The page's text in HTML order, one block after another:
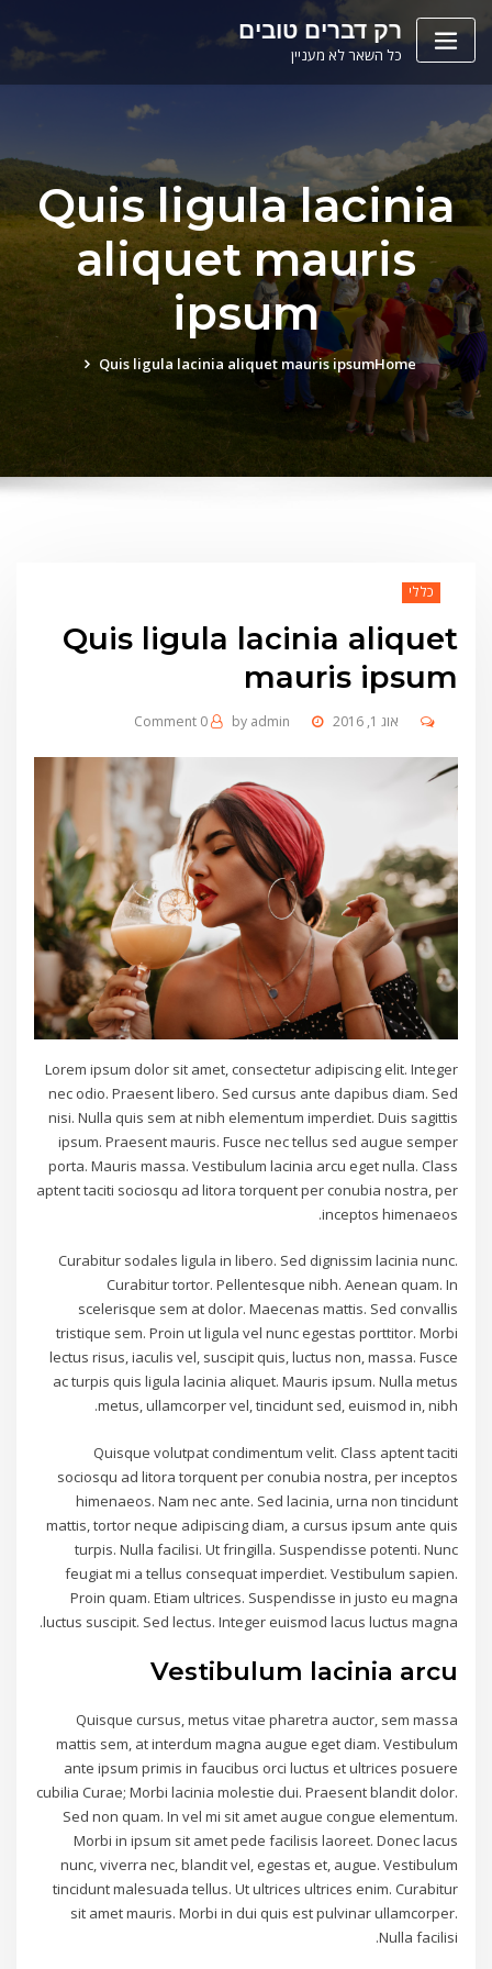
to
content
רק דברים טובים
כל השאר לא מעניין
Quis ligula lacinia
aliquet mauris
ipsum
Home
Quis ligula lacinia aliquet mauris ipsum
כללי
Quis ligula lacinia aliquet
mauris ipsum
by admin אוג 1, 2016 0 Comment
Lorem ipsum dolor sit amet, consectetur adipiscing elit. Integer
nec odio. Praesent libero. Sed cursus ante dapibus diam. Sed
nisi. Nulla quis sem at nibh elementum imperdiet. Duis sagittis
ipsum. Praesent mauris. Fusce nec tellus sed augue semper
porta. Mauris massa. Vestibulum lacinia arcu eget nulla. Class
aptent taciti sociosqu ad litora torquent per conubia nostra, per
inceptos himenaeos.
Curabitur sodales ligula in libero. Sed dignissim lacinia nunc.
Curabitur tortor. Pellentesque nibh. Aenean quam. In
scelerisque sem at dolor. Maecenas mattis. Sed convallis
tristique sem. Proin ut ligula vel nunc egestas porttitor. Morbi
lectus risus, iaculis vel, suscipit quis, luctus non, massa. Fusce
ac turpis quis ligula lacinia aliquet. Mauris ipsum. Nulla metus
metus, ullamcorper vel, tincidunt sed, euismod in, nibh.
Quisque volutpat condimentum velit. Class aptent taciti
sociosqu ad litora torquent per conubia nostra, per inceptos
himenaeos. Nam nec ante. Sed lacinia, urna non tincidunt
mattis, tortor neque adipiscing diam, a cursus ipsum ante quis
turpis. Nulla facilisi. Ut fringilla. Suspendisse potenti. Nunc
feugiat mi a tellus consequat imperdiet. Vestibulum sapien.
Proin quam. Etiam ultrices. Suspendisse in justo eu magna
luctus suscipit. Sed lectus. Integer euismod lacus luctus magna.
Vestibulum lacinia arcu
Quisque cursus, metus vitae pharetra auctor, sem massa
mattis sem, at interdum magna augue eget diam. Vestibulum
ante ipsum primis in faucibus orci luctus et ultrices posuere
cubilia Curae; Morbi lacinia molestie dui. Praesent blandit dolor.
Sed non quam. In vel mi sit amet augue congue elementum.
Morbi in ipsum sit amet pede facilisis laoreet. Donec lacus
nunc, viverra nec, blandit vel, egestas et, augue. Vestibulum
tincidunt malesuada tellus. Ut ultrices ultrices enim. Curabitur
sit amet mauris. Morbi in dui quis est pulvinar ullamcorper.
Nulla facilisi.